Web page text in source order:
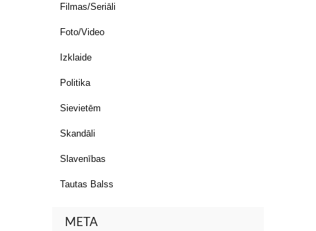
Filmas/Seriāli
Foto/Video
Izklaide
Politika
Sievietēm
Skandāli
Slavenības
Tautas Balss
META